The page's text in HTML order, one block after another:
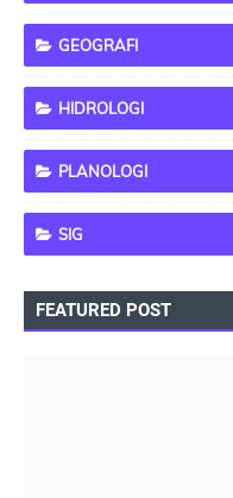
GEOGRAFI
HIDROLOGI
PLANOLOGI
SIG
FEATURED POST